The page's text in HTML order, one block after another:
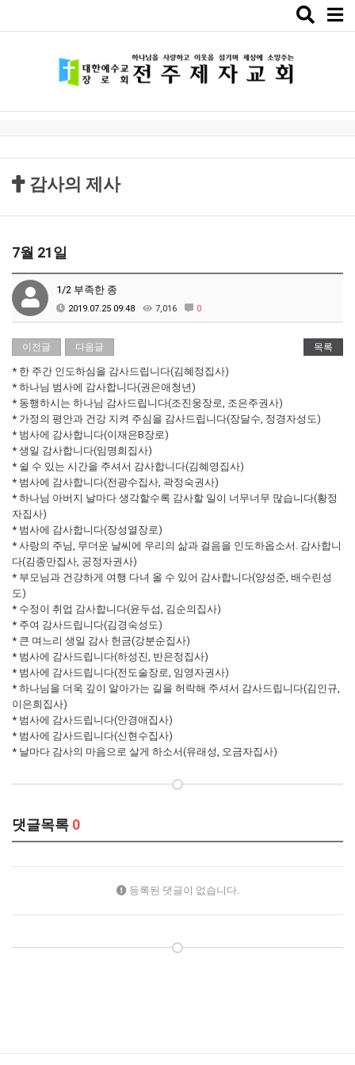
Toggle
감사의 제사
7월 21일
1/2 부족한 종
2019.07.25 09:48 7,016 0
이전글 다음글 목록
* 한 주간 인도하심을 감사드립니다(김혜정집사)
* 하나님 범사에 감사합니다(권은애청년)
* 동행하시는 하나님 감사드립니다(조진웅장로, 조은주권사)
* 가정의 평안과 건강 지켜 주심을 감사드립니다(장달수, 정경자성도)
* 범사에 감사합니다(이재은B장로)
* 생일 감사합니다(임명희집사)
* 쉴 수 있는 시간을 주셔서 감사합니다(김혜영집사)
* 범사에 감사합니다(전광수집사, 곽정숙권사)
* 하나님 아버지 날마다 생각할수록 감사할 일이 너무너무 많습니다(황정
자집사)
* 범사에 감사합니다(장성열장로)
* 사랑의 주님, 무더운 날씨에 우리의 삶과 걸음을 인도하옵소서. 감사합니
다(김종만집사, 공정자권사)
* 부모님과 건강하게 여행 다녀 올 수 있어 감사합니다(양성준, 배수린성
도)
* 수정이 취업 감사합니다(윤두섭, 김순의집사)
* 주여 감사드립니다(김경숙성도)
* 큰 며느리 생일 감사 헌금(강분순집사)
* 범사에 감사드립니다(하성진, 반은정집사)
* 범사에 감사드립니다(전도술장로, 임영자권사)
* 하나님을 더욱 깊이 알아가는 길을 허락해 주셔서 감사드립니다(김인규,
이은희집사)
* 범사에 감사드립니다(안경애집사)
* 범사에 감사드립니다(신현수집사)
* 날마다 감사의 마음으로 살게 하소서(유래성, 오금자집사)
댓글목록 0
등록된 댓글이 없습니다.